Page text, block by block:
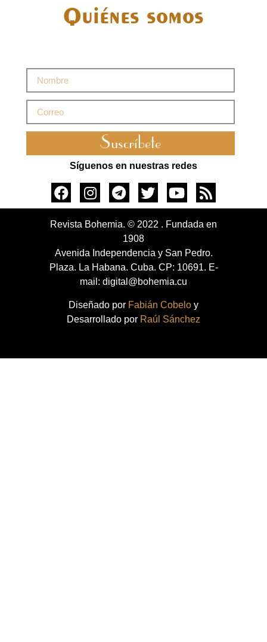
Quiénes somos
Suscríbete
Síguenos en nuestras redes
Revista Bohemia. © 2022 . Fundada en
1908
Avenida Independencia y San Pedro.
Plaza. La Habana. Cuba. CP: 10691. E-
mail: digital@bohemia.cu
Diseñado por Fabián Cobelo y
Desarrollado por Raúl Sánchez